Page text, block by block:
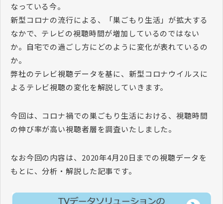
なっている今。
新型コロナの流行による、「巣ごもり生活」が拡大する
なかで、テレビの視聴時間が増加しているのではない
か。自宅での過ごし方にどのように変化が表れているの
か。
弊社のテレビ視聴データを基に、新型コロナウイルスに
よるテレビ視聴の変化を解説していきます。
今回は、コロナ禍での巣ごもり生活における、視聴時間
の伸び率が高い視聴者層を調査いたしました。
なお今回の内容は、2020年4月20日までの視聴データを
もとに、分析・解説した記事です。